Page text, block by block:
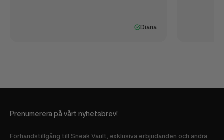
Diana
Prenumerera på vårt nyhetsbrev!
Förhandstillgång till Sneak Vault, exklusiva erbjudanden och andra